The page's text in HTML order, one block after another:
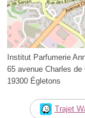
Institut Parfumerie
65 avenue Charles de
19300 Égletons
Trajet